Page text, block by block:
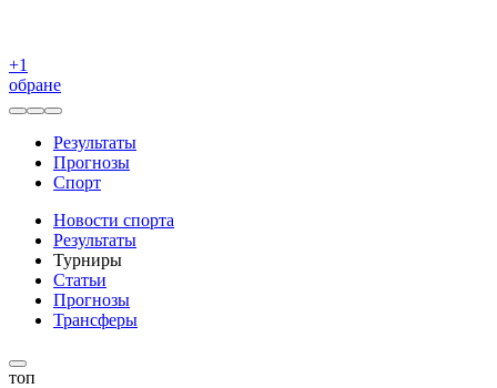
+1
обране
Результаты
Прогнозы
Спорт
Новости спорта
Результаты
Турниры
Статьи
Прогнозы
Трансферы
топ